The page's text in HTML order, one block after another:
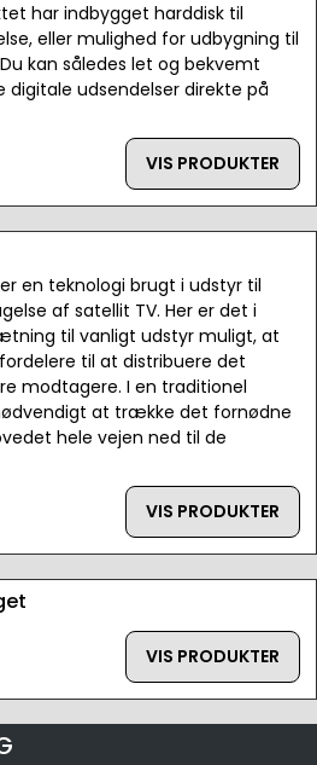
har indbygget harddisk til
eller mulighed for udbygning til
kan således let og bekvemt
digitale udsendelser direkte på
VIS PRODUKTER
en teknologi brugt i udstyr til
af satellit TV. Her er det i
til vanligt udstyr muligt, at
til at distribuere det
modtagere. I en traditionel
at trække det fornødne
hele vejen ned til de
VIS PRODUKTER
VIS PRODUKTER